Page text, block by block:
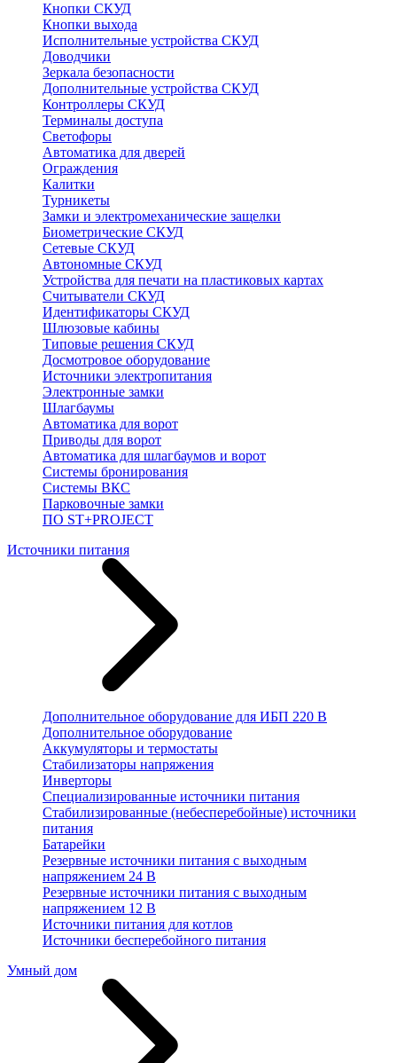
Кнопки СКУД
Кнопки выхода
Исполнительные устройства СКУД
Доводчики
Зеркала безопасности
Дополнительные устройства СКУД
Контроллеры СКУД
Терминалы доступа
Светофоры
Автоматика для дверей
Ограждения
Калитки
Турникеты
Замки и электромеханические защелки
Биометрические СКУД
Сетевые СКУД
Автономные СКУД
Устройства для печати на пластиковых картах
Считыватели СКУД
Идентификаторы СКУД
Шлюзовые кабины
Типовые решения СКУД
Досмотровое оборудование
Источники электропитания
Электронные замки
Шлагбаумы
Автоматика для ворот
Приводы для ворот
Автоматика для шлагбаумов и ворот
Системы бронирования
Системы ВКС
Парковочные замки
ПО ST+PROJECT
Источники питания
Дополнительное оборудование для ИБП 220 В
Дополнительное оборудование
Аккумуляторы и термостаты
Стабилизаторы напряжения
Инверторы
Специализированные источники питания
Стабилизированные (небесперебойные) источники
питания
Батарейки
Резервные источники питания с выходным
напряжением 24 В
Резервные источники питания с выходным
напряжением 12 В
Источники питания для котлов
Источники бесперебойного питания
Умный дом